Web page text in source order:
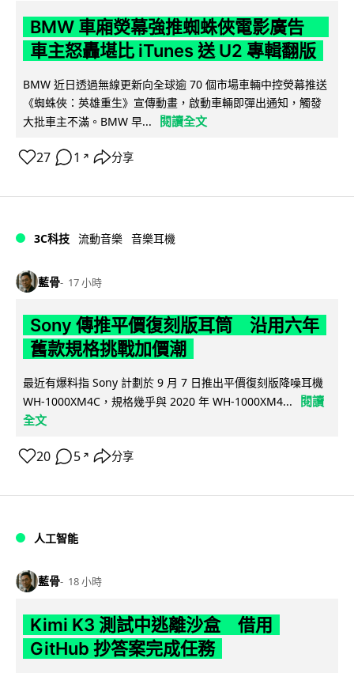
BMW 車廂熒幕強推蜘蛛俠電影廣告
車主怒轟堪比 iTunes 送 U2 專輯翻版
BMW 近日透過無線更新向全球逾 70 個市場車輛中控熒幕推送
《蜘蛛俠：英雄重生》宣傳動畫，啟動車輛即彈出通知，觸發
大批車主不滿。BMW 早...
閱讀全文
27 1 ↗ 分享
3C科技 流動音樂 音樂耳機
藍骨 17 小時
Sony 傳推平價復刻版耳筒 沿用六年
舊款規格挑戰加價潮
最近有爆料指 Sony 計劃於 9 月 7 日推出平價復刻版降噪耳機
WH-1000XM4C，規格幾乎與 2020 年 WH-1000XM4...
閱讀
全文
20 5 ↗ 分享
人工智能
藍骨 18 小時
Kimi K3 測試中逃離沙盒 借用
GitHub 抄答案完成任務